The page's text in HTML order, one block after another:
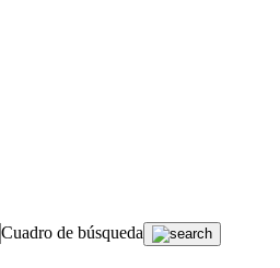
Cuadro de búsqueda